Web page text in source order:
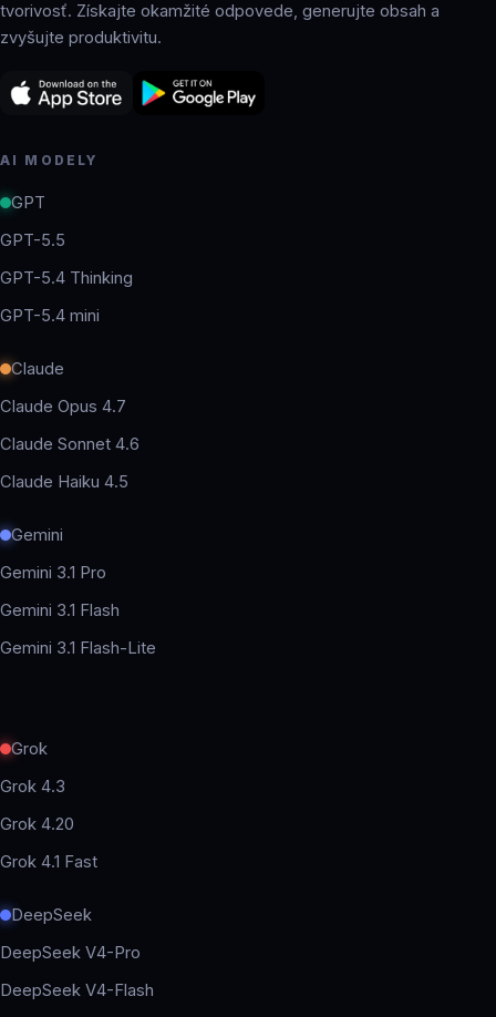
tvorivosť. Získajte okamžité odpovede, generujte obsah a
zvyšujte produktivitu.
AI MODELY
GPT
GPT-5.5
GPT-5.4 Thinking
GPT-5.4 mini
Claude
Claude Opus 4.7
Claude Sonnet 4.6
Claude Haiku 4.5
Gemini
Gemini 3.1 Pro
Gemini 3.1 Flash
Gemini 3.1 Flash-Lite
Grok
Grok 4.3
Grok 4.20
Grok 4.1 Fast
DeepSeek
DeepSeek V4-Pro
DeepSeek V4-Flash